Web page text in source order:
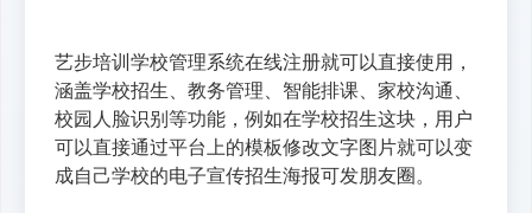
艺步培训学校管理系统在线注册就可以直接使用，
涵盖学校招生、教务管理、智能排课、家校沟通、
校园人脸识别等功能，例如在学校招生这块，用户
可以直接通过平台上的模板修改文字图片就可以变
成自己学校的电子宣传招生海报可发朋友圈。